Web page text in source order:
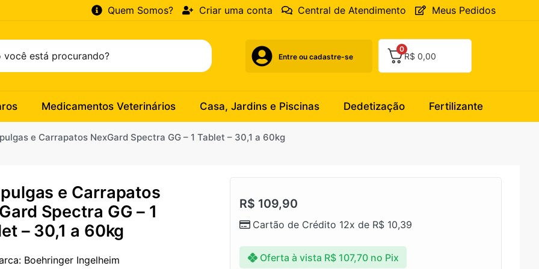
Quem Somos? Criar uma conta Central de Atendimento Meus Pedidos
Entre ou cadastre-se
0
R$ 0,00
Medicamentos Veterinários Casa, Jardins e Piscinas Dedetização Fertilizante
e Carrapatos NexGard Spectra GG – 1 Tablet – 30,1 a 60kg
e Carrapatos
Spectra GG – 1
– 30,1 a 60kg
Boehringer Ingelheim
R$ 109,90
Cartão de Crédito 12x de R$10,39
Oferta à vista R$107,70 no Pix